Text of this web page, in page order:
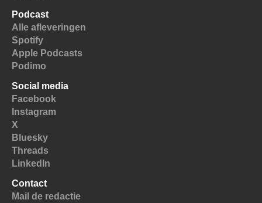
Podcast
Alle afleveringen
Spotify
Apple Podcasts
Podimo
Social media
Facebook
Instagram
X
Bluesky
Threads
LinkedIn
Contact
Mail de redactie